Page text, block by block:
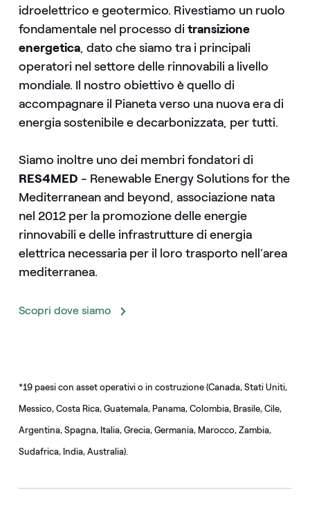
idroelettrico e geotermico. Rivestiamo un ruolo
fondamentale nel processo di transizione
energetica, dato che siamo tra i principali
operatori nel settore delle rinnovabili a livello
mondiale. Il nostro obiettivo è quello di
accompagnare il Pianeta verso una nuova era di
energia sostenibile e decarbonizzata, per tutti.
Siamo inoltre uno dei membri fondatori di
RES4MED - Renewable Energy Solutions for the
Mediterranean and beyond, associazione nata
nel 2012 per la promozione delle energie
rinnovabili e delle infrastrutture di energia
elettrica necessaria per il loro trasporto nell’area
mediterranea.
Scopri dove siamo
*19 paesi con asset operativi o in costruzione (Canada, Stati Uniti,
Messico, Costa Rica, Guatemala, Panama, Colombia, Brasile, Cile,
Argentina, Spagna, Italia, Grecia, Germania, Marocco, Zambia,
Sudafrica, India, Australia).